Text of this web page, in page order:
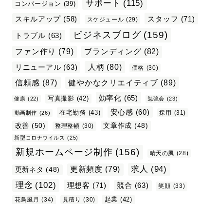
コンバージョン (39) サポート (115)
スキルアップ (58) スケジュール (29) スタッフ (71)
トラブル (63) ビジネスブログ (159)
ファン作り (79) ブランディング (82)
リニューアル (63) 人柄 (80) 価格 (30)
信頼感 (87) 健やかなクリエイティブ (89)
健康 (22) 写真撮影 (42) 効率化 (65) 勉強会 (23)
動画制作 (26) 在宅勤務 (43) 安心感 (60) 採用 (31)
改善 (50) 整理整頓 (30) 文章作成 (48)
新型コロナウイルス (25)
新規ホームページ制作 (156) 晴天の風 (28)
更新ネタ (48) 更新頻度 (79) 求人 (94)
理念 (102) 理想客 (71) 競合 (63) 笑顔 (33)
花鳥風月
(34) 見積り (30) 起業 (42)